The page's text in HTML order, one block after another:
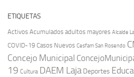
ETIQUETAS
Activos Acumulados adultos mayores Alcalde
COVID-19 Casos Nuevos Cesfam San Rosendo
Concejo Municipal
19 Cultura DAEM Laja Deportes